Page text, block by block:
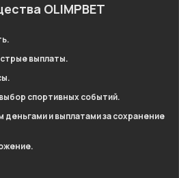
OLIMPBET
выплаты.
спортивных событий.
деньгами и выплатами за сохранение